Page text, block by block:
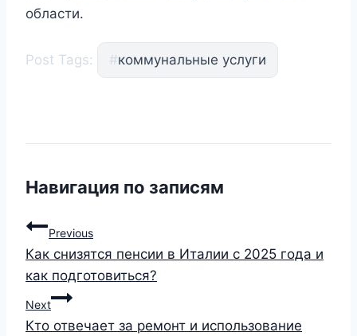
области.
Post Tags: #коммунальные услуги
Навигация по записям
Previous
Как снизятся пенсии в Италии с 2025 года и
как подготовиться?
Next
Кто отвечает за ремонт и использование